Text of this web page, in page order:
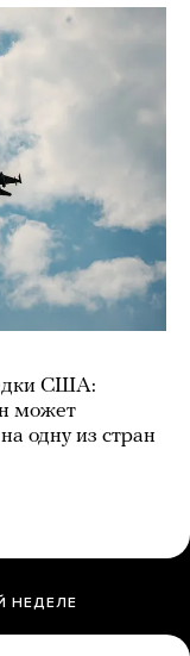
США:
может
одну из стран
НЕДЕЛЕ